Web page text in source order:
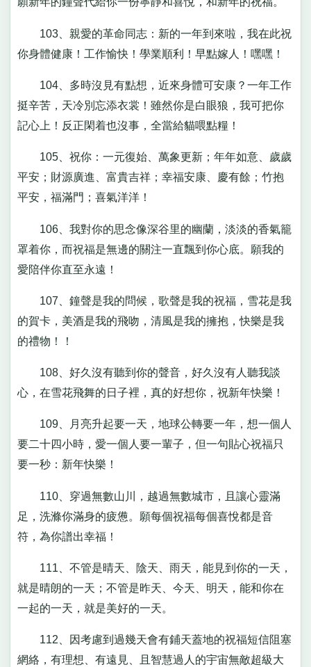
103、親愛的革命同志：新的一年到來啦，我在此祝
你身體健康！工作愉快！學業順利！早點嫁人！嘿嘿！
104、多時沒見有點想，近來身體可安康？一年工作
挺辛苦，天冷別忘添衣裳！雖然你是白眼狼，我可把你
記心上！反正閑着也沒事，全當給貓喂點糧！
105、祝你：一元復始、萬象更新；年年如意、歲歲
平安；財源廣進、富貴吉祥；幸福安康、慶有餘；竹抱
平安，福滿門；喜氣洋洋！
106、我對你的思念像深谷里的幽蘭，淡淡的香氣籠
罩着你，而祝福是無邊的關注一直飄到你心底。願我的
愛陪伴你直至永遠！
107、鐘聲是我的問候，歌聲是我的祝福，雪花是我
的賀卡，美酒是我的飛吻，清風是我的擁抱，快樂是我
的禮物！！
108、好久沒有聽到你的聲音，好久沒有人聽我談
心，在雪花飛舞的日子裡，真的好想你，祝新年快樂！
109、月亮升起要一天，地球公轉要一年，想一個人
要二十四小時，愛一個人要一輩子，但一句貼心祝福只
要一秒：新年快樂！
110、穿過無數山川，越過無數城市，且讓心靈滿
足，洗滌你滿身的疲憊。願每個祝福每個喜悅都是音
符，為你譜出幸福！
111、不管是晴天、陰天、雨天，能見到你的一天，
就是晴朗的一天；不管是昨天、今天、明天，能和你在
一起的一天，就是美好的一天。
112、因考慮到過幾天會有鋪天蓋地的祝福短信阻塞
網絡，有理想、有遠見、且智慧過人的宇宙無敵超級大